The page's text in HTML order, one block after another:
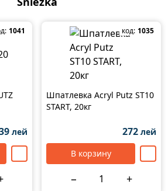
1041
лей
код: 1035
Шпатлевка Acryl Putz ST10
START, 20кг
272 лей
В корзину
− +